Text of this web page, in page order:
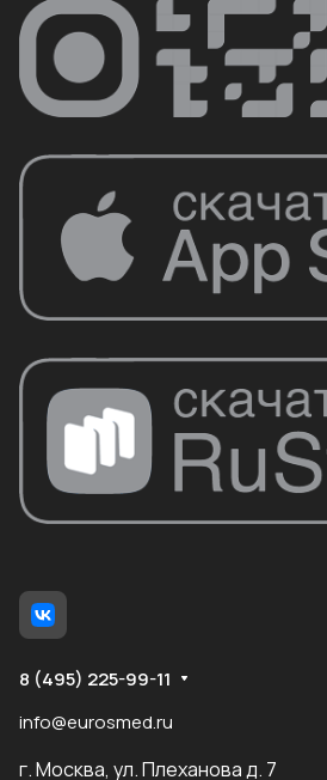
8 (495) 225-99-11
info@eurosmed.ru
г. Москва, ул. Плеханова д. 7